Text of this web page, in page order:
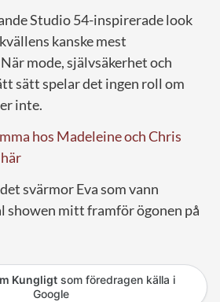
Studio 54-inspirerade look
kanske mest
mode, självsäkerhet och
sätt spelar det ingen roll om
inte.
hos Madeleine och Chris
svärmor Eva som vann
showen mitt framför ögonen på
Kungligtsom föredragen källa i
Google